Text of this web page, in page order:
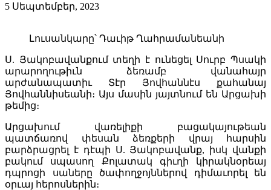
5 Սեպտեմբեր, 2023
Լուսանկարը՝ Դաւիթ Ղահրամանեանի
Ս. Յակոբավանքում տեղի է ունեցել Սուրբ Պսակի
արարողութիւն ձեռամբ վանահայր
արժանապատիւ Տէր Յովհաննէս քահանայ
Յովհաննիսեանի։ Այս մասին յայտնում են Արցախի
թեմից։
Արցախում վառելիքի բացակայութեան
պատճառով փեսան ձեռքերի վրայ հարսին
բարձրացրել է դէպի Ս. Յակոբավանք, իսկ վանքի
բակում սպասող Քոլատակ գիւղի կիրակնօրեայ
դպրոցի սաները ծափողջոյններով դիմաւորել են
օրւայ հերոսներին։